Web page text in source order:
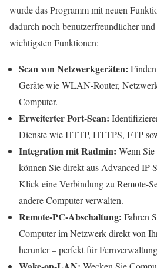
wurde das Programm mit neuen
dadurch noch benutzerfreundlicher
wichtigsten Funktionen:
Scan von Netzwerkgeräten:
Geräte wie WLAN-Router,
Computer.
Erweiterter Port-Scan:
Dienste wie HTTP, HTTPS, FTP
Integration mit Radmin: Wenn
können Sie direkt aus Advanced IP
Klick eine Verbindung zu Remote-
andere Computer verwalten.
Remote-PC-Abschaltung: Fahren
Computer im Netzwerk direkt von
herunter – perfekt für